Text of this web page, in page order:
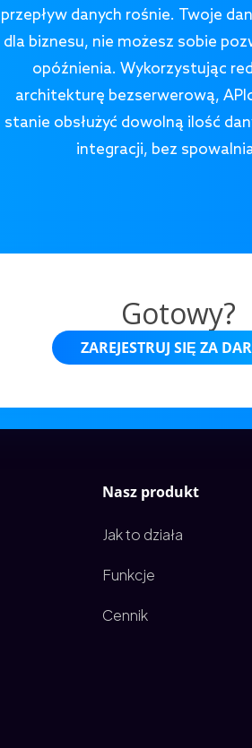
przepływ danych rośnie. Twoje
dla biznesu, nie możesz sobie
opóźnienia. Wykorzystując
architekturę bezserwerową,
stanie obsłużyć dowolną ilość
integracji, bez
Gotowy?
ZAREJESTRUJ SIĘ ZA
Nasz produkt
Jak to działa
Funkcje
Cennik